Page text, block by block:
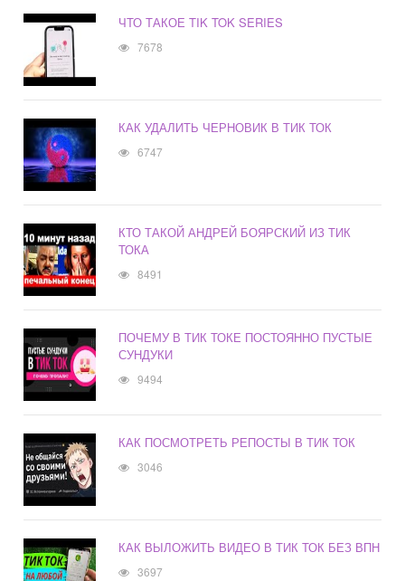
ЧТО ТАКОЕ TIK TOK SERIES
7678
КАК УДАЛИТЬ ЧЕРНОВИК В ТИК ТОК
6747
КТО ТАКОЙ АНДРЕЙ БОЯРСКИЙ ИЗ ТИК
ТОКА
8491
ПОЧЕМУ В ТИК ТОКЕ ПОСТОЯННО ПУСТЫЕ
СУНДУКИ
9494
КАК ПОСМОТРЕТЬ РЕПОСТЫ В ТИК ТОК
3046
КАК ВЫЛОЖИТЬ ВИДЕО В ТИК ТОК БЕЗ ВПН
3697